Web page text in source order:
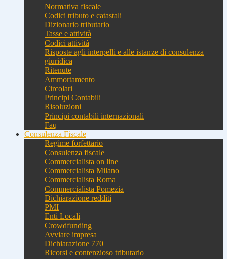
Normativa fiscale
Codici tributo e catastali
Dizionario tributario
Tasse e attività
Codici attività
Risposte agli interpelli e alle istanze di consulenza
giuridica
Ritenute
Ammortamento
Circolari
Principi Contabili
Risoluzioni
Principi contabili internazionali
Faq
Consulenza Fiscale
Regime forfettario
Consulenza fiscale
Commercialista on line
Commercialista Milano
Commercialista Roma
Commercialista Pomezia
Dichiarazione redditi
PMI
Enti Locali
Crowdfunding
Avviare impresa
Dichiarazione 770
Ricorsi e contenzioso tributario